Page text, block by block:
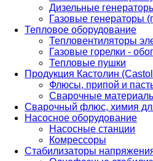
Дизельные
Газовые генераторы
Тепловое оборудование
Тепловентиляторы
Газовые горелки -
Тепловые пушки
Продукция Кастолин
Флюсы, припой и
Сварочные
Сварочный флюс, химия
Насосное оборудование
Насосные станции
Комрессоры
Стабилизаторы